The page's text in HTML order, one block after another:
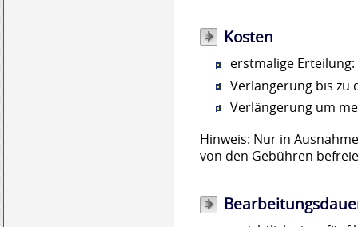
Kosten
erstmalige Erteilung:
Verlängerung bis zu
Verlängerung um
Hinweis: Nur in
von den Gebühren